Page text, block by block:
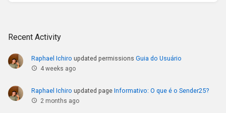
Recent Activity
Raphael Ichiro updated permissions Guia do Usuário
4 weeks ago
Raphael Ichiro updated page Informativo: O que é o Sender25?
2 months ago